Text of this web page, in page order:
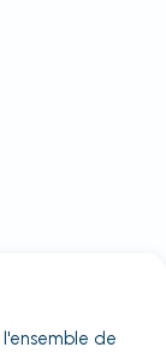
l'ensemble de